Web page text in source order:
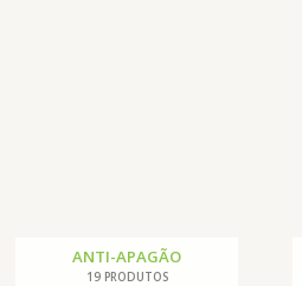
ANTI-APAGÃO
19 PRODUTOS